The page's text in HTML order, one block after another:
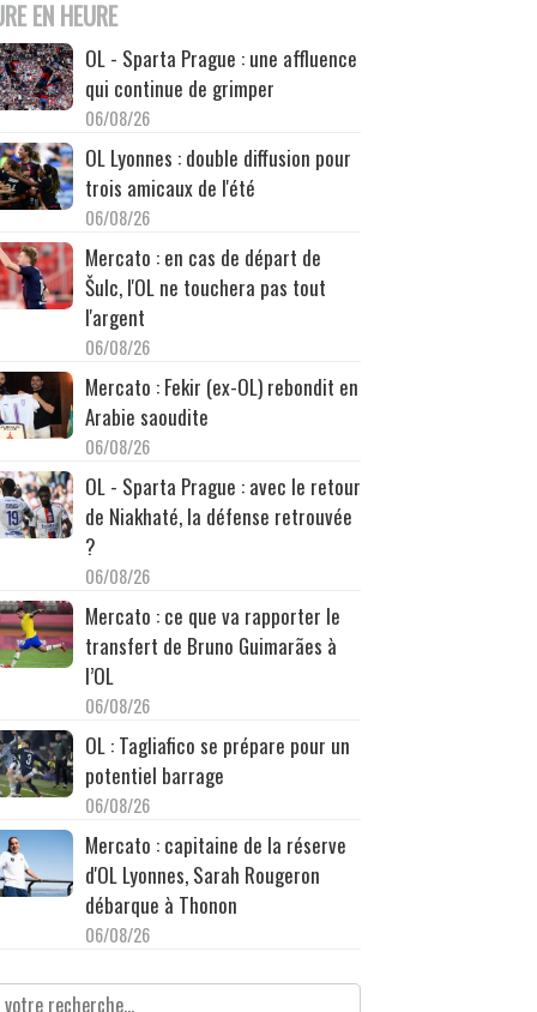
EN HEURE
OL - Sparta Prague : une affluence
qui continue de grimper
06/08/26
OL Lyonnes : double diffusion pour
trois amicaux de l'été
06/08/26
Mercato : en cas de départ de
Šulc, l'OL ne touchera pas tout
l'argent
06/08/26
Mercato : Fekir (ex-OL) rebondit en
Arabie saoudite
06/08/26
OL - Sparta Prague : avec le retour
de Niakhaté, la défense retrouvée
?
06/08/26
Mercato : ce que va rapporter le
transfert de Bruno Guimarães à
l’OL
06/08/26
OL : Tagliafico se prépare pour un
potentiel barrage
06/08/26
Mercato : capitaine de la réserve
d'OL Lyonnes, Sarah Rougeron
débarque à Thonon
06/08/26